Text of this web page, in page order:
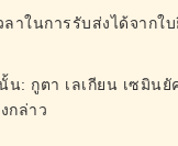
าในการรับส่งได้จากใ
น: กูตา เลเกียน เซมิน
กล่าว